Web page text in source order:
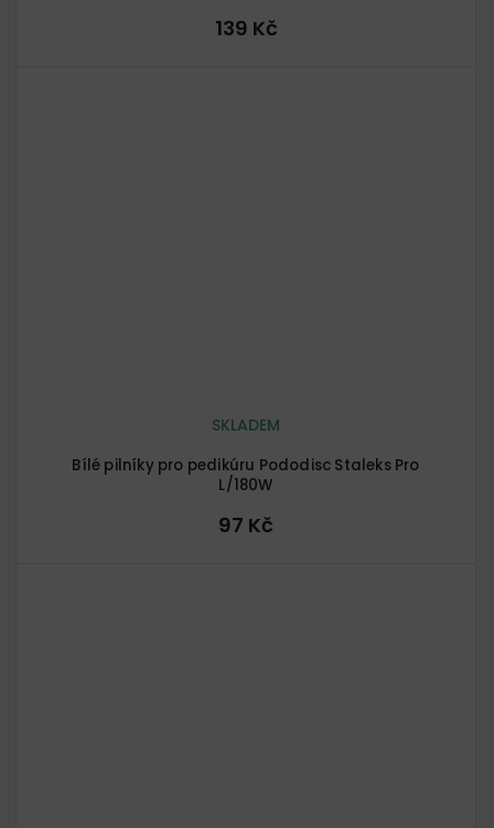
139 Kč
Bílé pilníky pro pedikúru Pododisc Staleks Pro
L/180W
SKLADEM
97 Kč